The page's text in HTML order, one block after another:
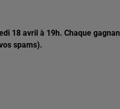
18 avril à 19h. Chaque
spams).